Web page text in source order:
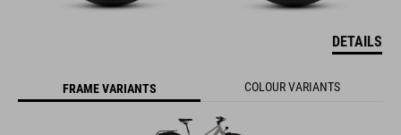
DETAILS
FRAME VARIANTS COLOUR VARIANTS